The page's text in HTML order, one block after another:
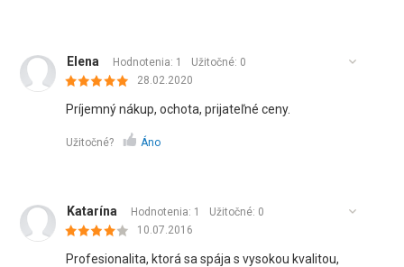
Elena Hodnotenia: 1 Užitočné: 0
28.02.2020
Príjemný nákup, ochota, prijateľné ceny.
Užitočné? Áno
Katarína Hodnotenia: 1 Užitočné: 0
10.07.2016
Profesionalita, ktorá sa spája s vysokou kvalitou,